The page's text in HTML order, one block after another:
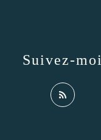
Suivez-moi